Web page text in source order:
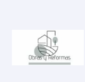
contenido